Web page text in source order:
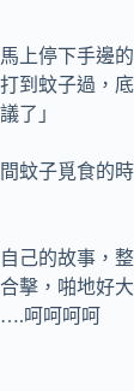
上停下手邊的
到蚊子過，底
了」
蚊子覓食的時
己的故事，整
擊，啪地好大
….呵呵呵呵